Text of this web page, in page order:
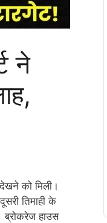
ने
को मिली।
तिमाही के
ब्रोकरेज हाउस